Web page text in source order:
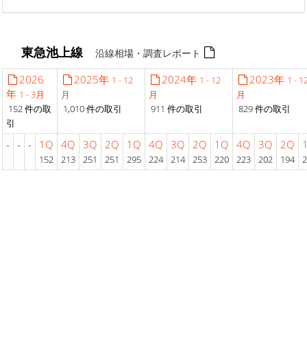
東急池上線沿線相場・調査レポート
2026
年 1 - 3月
152 件の取
引
2025年 1 - 12
月
1,010 件の取引
2024年 1 - 12
月
911 件の取引
2023年 1 -
月
829 件の取引
- - - 1Q
152
4Q
213
3Q
251
2Q
251
1Q
295
4Q
224
3Q
214
2Q
253
1Q
220
4Q
223
3Q
202
2Q
194